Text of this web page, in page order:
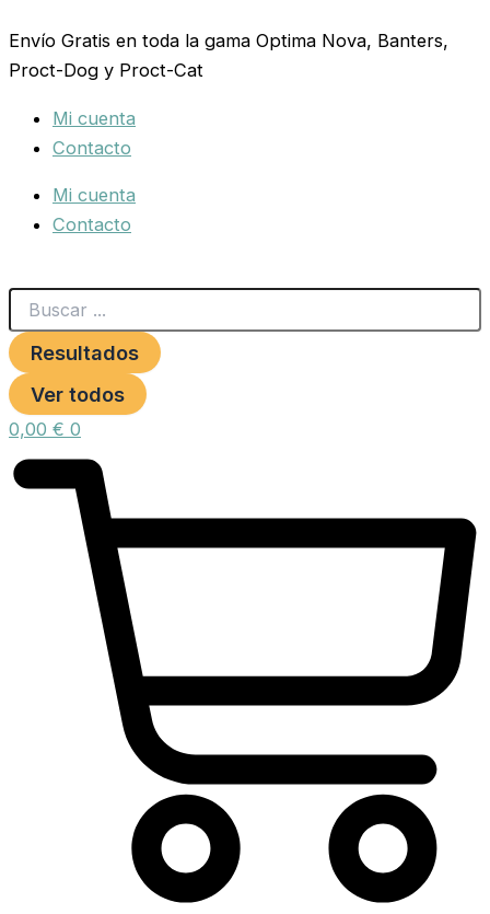
al
contenido
Envío Gratis en toda la gama Optima Nova, Banters,
Proct-Dog y Proct-Cat
Mi cuenta
Contacto
Mi cuenta
Contacto
...
Resultados
Ver todos
0,00 € 0